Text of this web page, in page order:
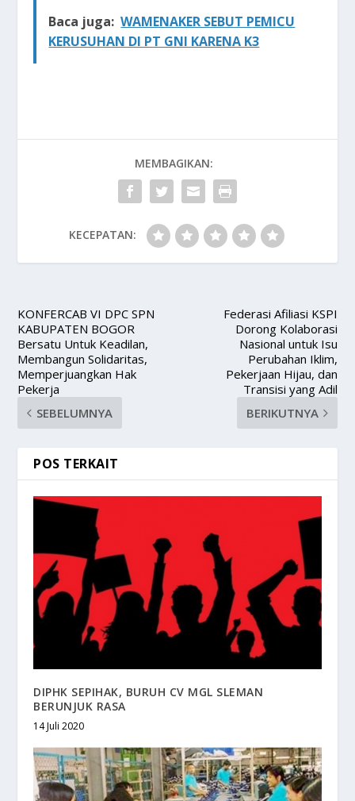
Baca juga: WAMENAKER SEBUT PEMICU
KERUSUHAN DI PT GNI KARENA K3
MEMBAGIKAN:
KECEPATAN:
KONFERCAB VI DPC SPN
KABUPATEN BOGOR
Bersatu Untuk Keadilan,
Membangun Solidaritas,
Memperjuangkan Hak
Pekerja
SEBELUMNYA
Federasi Afiliasi KSPI
Dorong Kolaborasi
Nasional untuk Isu
Perubahan Iklim,
Pekerjaan Hijau, dan
Transisi yang Adil
BERIKUTNYA
POS TERKAIT
DIPHK SEPIHAK, BURUH CV MGL SLEMAN
BERUNJUK RASA
14 Juli 2020